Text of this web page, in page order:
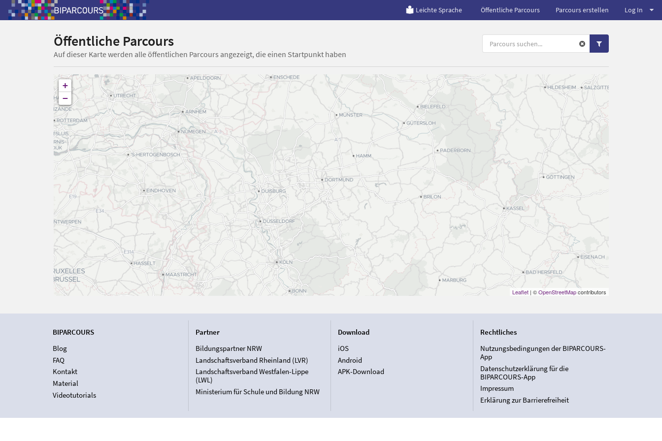
Leichte Sprache Öffentliche Parcours Parcours erstellen Log In
Öffentliche Parcours
Auf dieser Karte werden alle öffentlichen Parcours angezeigt, die einen Startpunkt haben
+
−
Leaflet| ©OpenStreetMapcontributors
BIPARCOURS
Blog
FAQ
Kontakt
Material
Videotutorials
Partner
Bildungspartner NRW
Landschaftsverband Rheinland (LVR)
Landschaftsverband Westfalen-Lippe
(LWL)
Ministerium für Schule und Bildung NRW
Download
iOS
Android
APK-Download
Rechtliches
Nutzungsbedingungen der BIPARCOURS-
App
Datenschutzerklärung für die
BIPARCOURS-App
Impressum
Erklärung zur Barrierefreiheit